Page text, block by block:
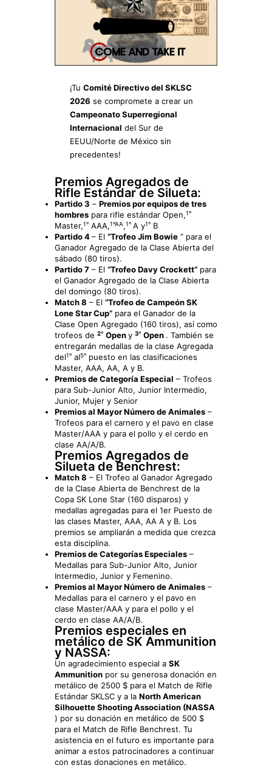
¡Tu Comité Directivo del SKLSC
2026 se compromete a crear un
Campeonato Superregional
Internacional del Sur de
EEUU/Norte de México sin
precedentes!
Premios Agregados de
Rifle Estándar de Silueta:
Partido 3 – Premios por equipos de tres
hombres para rifle estándar Open,1º
Master,1º AAA,1ºAA,1º A y1º B
Partido 4– El “Trofeo Jim Bowie ” para el
Ganador Agregado de la Clase Abierta del
sábado (80 tiros).
Partido 7 – El “Trofeo Davy Crockett” para
el Ganador Agregado de la Clase Abierta
del domingo (80 tiros).
Match 8 – El “Trofeo de Campeón SK
Lone Star Cup” para el Ganador de la
Clase Open Agregado (160 tiros), así como
trofeos de 2º Openy 3º Open . También se
entregarán medallas de la clase Agregada
del1º al5º puesto en las clasificaciones
Master, AAA, AA, A y B.
Premios de Categoría Especial – Trofeos
para Sub-Junior Alto, Junior Intermedio,
Junior, Mujer y Senior
Premios al Mayor Número de Animales –
Trofeos para el carnero y el pavo en clase
Master/AAA y para el pollo y el cerdo en
clase AA/A/B.
Premios Agregados de
Silueta de Benchrest:
Match 8 – El Trofeo al Ganador Agregado
de la Clase Abierta de Benchrest de la
Copa SK Lone Star (160 disparos) y
medallas agregadas para el 1er Puesto de
las clases Master, AAA, AA A y B. Los
premios se ampliarán a medida que crezca
esta disciplina.
Premios de Categorías Especiales –
Medallas para Sub-Junior Alto, Junior
Intermedio, Junior y Femenino.
Premios al Mayor Número de Animales –
Medallas para el carnero y el pavo en
clase Master/AAA y para el pollo y el
cerdo en clase AA/A/B.
Premios especiales en
metálico de SK Ammunition
y NASSA:
Un agradecimiento especial a SK
Ammunition por su generosa donación en
metálico de 2500 $ para el Match de Rifle
Estándar SKLSC y a la North American
Silhouette Shooting Association (NASSA
) por su donación en metálico de 500 $
para el Match de Rifle Benchrest. Tu
asistencia en el futuro es importante para
animar a estos patrocinadores a continuar
con estas donaciones en metálico.